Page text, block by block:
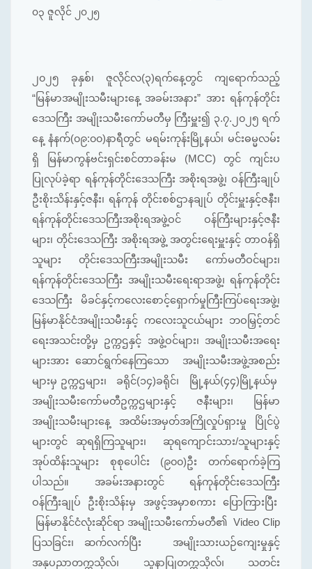
၀၃ ဇူလိုင် ၂၀၂၅
၂၀၂၅ ခုနှစ်၊ ဇူလိုင်လ(၃)ရက်နေ့တွင် ကျရောက်သည့်
“မြန်မာအမျိုးသမီးများနေ့ အခမ်းအနား” အား ရန်ကုန်တိုင်း
ဒေသကြီး အမျိုးသမီးကော်မတီမှ ကြီးမှူး၍ ၃.၇.၂၀၂၅ ရက်
နေ့ နံနက်(၀၉:၀၀)နာရီတွင် မရမ်းကုန်းမြို့နယ်၊ မင်းဓမ္မလမ်း
ရှိ မြန်မာကွန်ဗင်းရှင်းစင်တာခန်းမ (MCC) တွင် ကျင်းပ
ပြုလုပ်ခဲ့ရာ ရန်ကုန်တိုင်းဒေသကြီး အစိုးရအဖွဲ့၊ ဝန်ကြီးချုပ်
ဦးစိုးသိန်းနှင့်ဇနီး၊ ရန်ကုန် တိုင်းစစ်ဌာနချုပ် တိုင်းမှူးနှင့်ဇနီး၊
ရန်ကုန်တိုင်းဒေသကြီးအစိုးရအဖွဲ့ဝင် ဝန်ကြီးများနှင့်ဇနီး
များ၊ တိုင်းဒေသကြီး အစိုးရအဖွဲ့ အတွင်းရေးမှူးနှင့် တာဝန်ရှိ
သူများ တိုင်းဒေသကြီးအမျိုးသမီး ကော်မတီဝင်များ၊
ရန်ကုန်တိုင်းဒေသကြီး အမျိုးသမီးရေးရာအဖွဲ့၊ ရန်ကုန်တိုင်း
ဒေသကြီး မိခင်နှင့်ကလေးစောင့်ရှောက်မှုကြီးကြပ်ရေးအဖွဲ့၊
မြန်မာနိုင်ငံအမျိုးသမီးနှင့် ကလေးသူငယ်များ ဘဝမြှင့်တင်
ရေးအသင်းတို့မှ ဥက္ကဌနှင့် အဖွဲ့ဝင်များ၊ အမျိုးသမီးအရေး
များအား ဆောင်ရွက်နေကြသော အမျိုးသမီးအဖွဲ့အစည်း
များမှ ဥက္ကဌများ၊ ခရိုင်(၁၄)ခရိုင်၊ မြို့နယ်(၄၄)မြို့နယ်မှ
အမျိုးသမီးကော်မတီဥက္ကဌများနှင့် ဇနီးများ၊ မြန်မာ
အမျိုးသမီးများနေ့ အထိမ်းအမှတ်အကြိုလှုပ်ရှားမှု ပြိုင်ပွဲ
များတွင် ဆုရရှိကြသူများ၊ ဆုရကျောင်းသား/သူများနှင့်
အုပ်ထိန်းသူများ စုစုပေါင်း (၉၀၀)ဦး တက်ရောက်ခဲ့ကြ
ပါသည်။ အခမ်းအနားတွင် ရန်ကုန်တိုင်းဒေသကြီး
ဝန်ကြီးချုပ် ဦးစိုးသိန်းမှ အဖွင့်အမှာစကား ပြောကြားပြီး
မြန်မာနိုင်ငံလုံးဆိုင်ရာ အမျိုးသမီးကော်မတီ၏ Video Clip
ပြသခြင်း၊ ဆက်လက်ပြီး အမျိုးသားယဉ်ကျေးမှုနှင့်
အနုပညာတက္ကသိုလ်၊ သူနာပြုတက္ကသိုလ်၊ သတင်း